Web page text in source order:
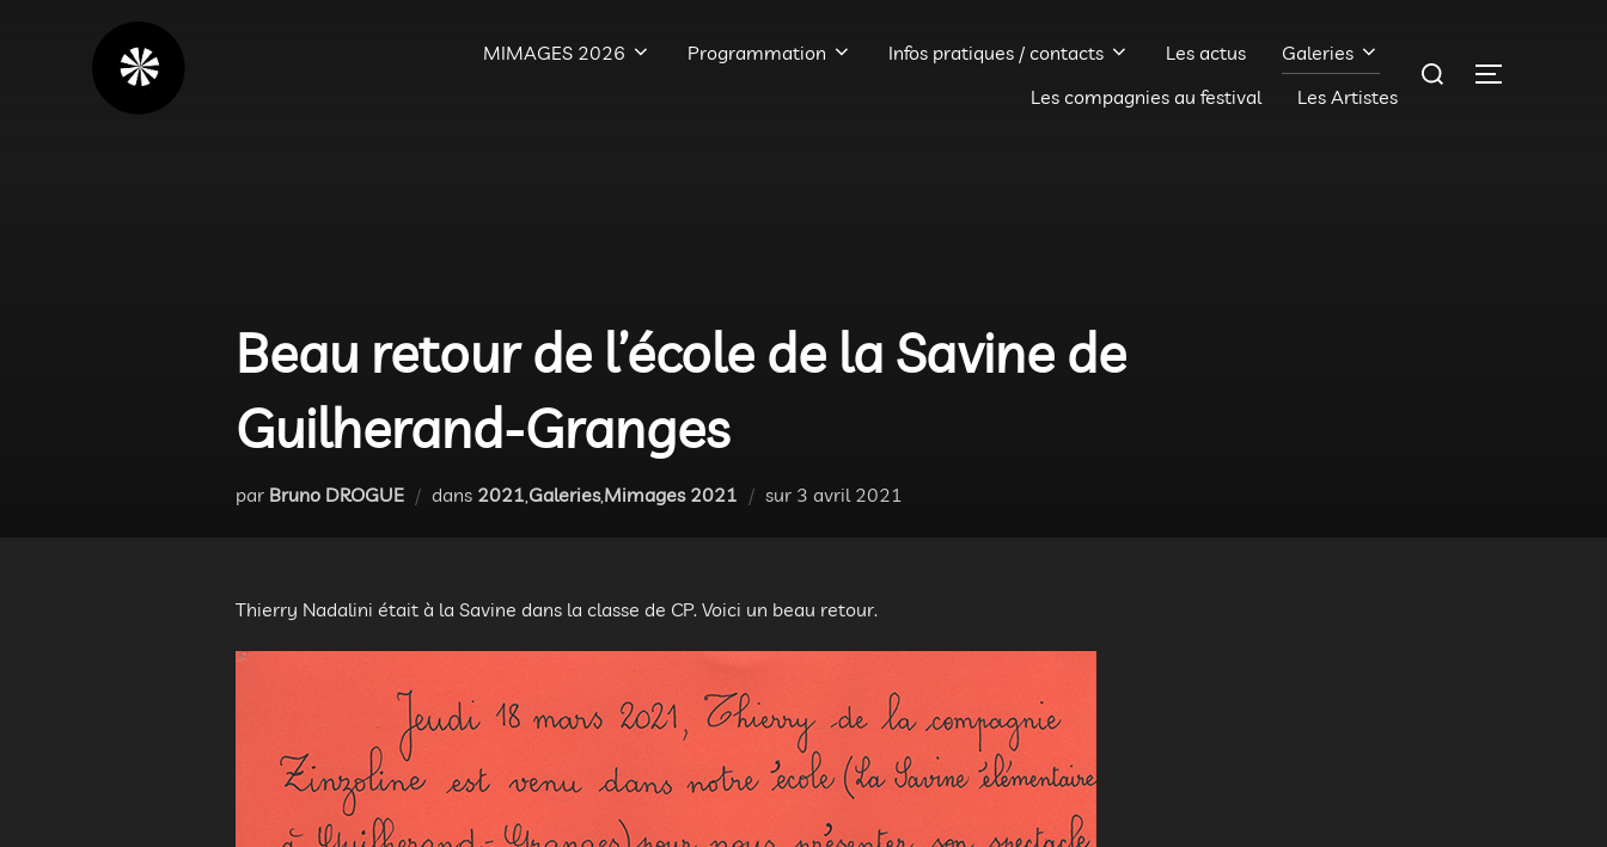
MIMAGES 2026 Programmation Infos pratiques / contacts Les actus
Galeries
Les compagnies au festival
Les Artistes
Rechercher :
Beau retour de l’école de la Savine de
Guilherand-Granges
par Bruno DROGUE dans 2021 Galeries,Mimages 2021 sur Publié
3 avril 2021
Thierry Nadalini était à la Savine dans la classe de CP. Voici un beau retour.